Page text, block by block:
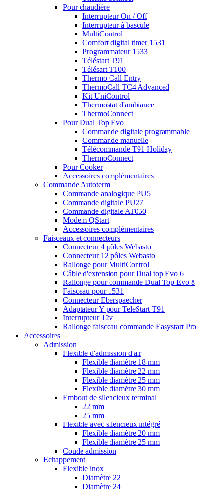
Pour chaudière
Interrupteur On / Off
Interrupteur à bascule
MultiControl
Comfort digital timer 1531
Programmateur 1533
Téléstart T91
Télésart T100
Thermo Call Entry
ThermoCall TC4 Advanced
Kit UniControl
Thermostat d'ambiance
ThermoConnect
Pour Dual Top Evo
Commande digitale programmable
Commande manuelle
Télécommande T91 Holiday
ThermoConnect
Pour Cooker
Accessoires complémentaires
Commande Autoterm
Commande analogique PU5
Commande digitale PU27
Commande digitale AT050
Modem QStart
Accessoires complémentaires
Faisceaux et connecteurs
Connecteur 4 pôles Webasto
Connecteur 12 pôles Webasto
Rallonge pour MultiControl
Câble d'extension pour Dual top Evo 6
Rallonge pour commande Dual Top Evo 8
Faisceau pour 1531
Connecteur Eberspaecher
Adaptateur Y pour TeleStart T91
Interrupteur 12v
Rallonge faisceau commande Easystart Pro
Accessoires
Admission
Flexible d'admission d'air
Flexible diamètre 18 mm
Flexible diamètre 22 mm
Flexible diamètre 25 mm
Flexible diamètre 30 mm
Embout de silencieux terminal
22 mm
25 mm
Flexible avec silencieux intégré
Flexible diamètre 20 mm
Flexible diamètre 25 mm
Coude admission
Echappement
Flexible inox
Diamètre 22
Diamètre 24